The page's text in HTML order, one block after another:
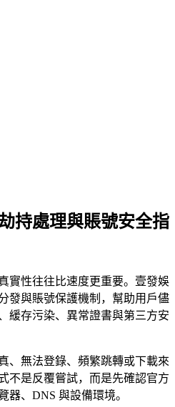
持處理與賬號安全指
實性往往比速度更重要。壹發娛
發與賬號保護機制，幫助用戶儘
緩存污染、異常證書與第三方安
、無法登錄、頻繁跳轉或下載來
不是反覆嘗試，而是先確認官方
器、DNS 與設備環境。